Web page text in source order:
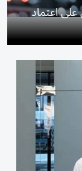
اعتماد